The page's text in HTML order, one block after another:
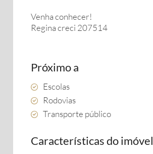
Venha conhecer!
Regina creci 207514
Próximo a
Escolas
Rodovias
Transporte público
Características do imóvel